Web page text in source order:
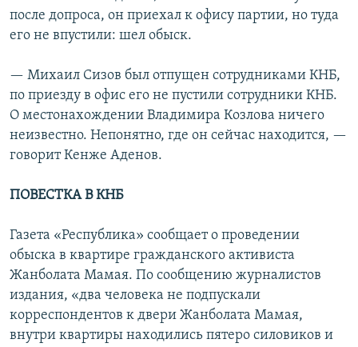
после допроса, он приехал к офису партии, но туда
его не впустили: шел обыск.
— Михаил Сизов был отпущен сотрудниками КНБ,
по приезду в офис его не пустили сотрудники КНБ.
О местонахождении Владимира Козлова ничего
неизвестно. Непонятно, где он сейчас находится, —
говорит Кенже Аденов.
ПОВЕСТКА В КНБ
Газета «Республика» сообщает о проведении
обыска в квартире гражданского активиста
Жанболата Мамая. По сообщению журналистов
издания, «два человека не подпускали
корреспондентов к двери Жанболата Мамая,
внутри квартиры находились пятеро силовиков и